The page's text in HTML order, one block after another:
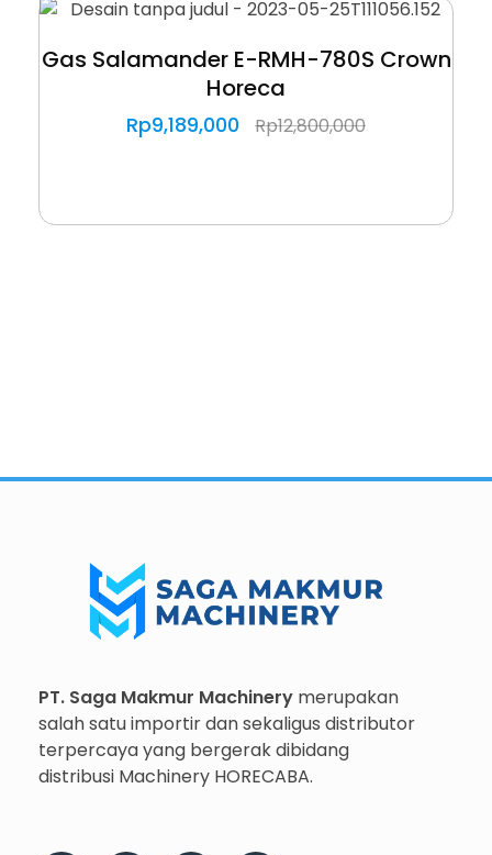
Gas Salamander E-RMH-780S Crown
Horeca
Rp9,189,000 Rp12,800,000
PT. Saga Makmur Machinery merupakan
salah satu importir dan sekaligus distributor
terpercaya yang bergerak dibidang
distribusi Machinery HORECABA.